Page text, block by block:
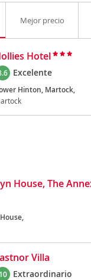
Mejor precio
Hotel
Excelente
Hinton, Martock,
House, The
Villa
10 Extraordinario